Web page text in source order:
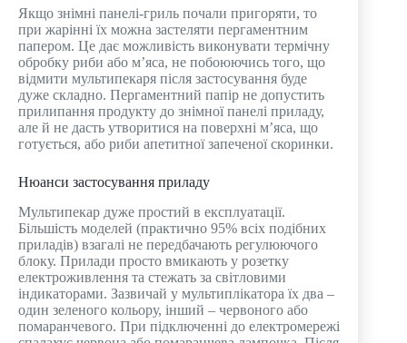
Якщо знімні панелі-гриль почали пригоряти, то
при жарінні їх можна застеляти пергаментним
папером. Це дає можливість виконувати термічну
обробку риби або м’яса, не побоюючись того, що
відмити мультипекаря після застосування буде
дуже складно. Пергаментний папір не допустить
прилипання продукту до знімної панелі приладу,
але й не дасть утворитися на поверхні м’яса, що
готується, або риби апетитної запеченої скоринки.
Нюанси застосування приладу
Мультипекар дуже простий в експлуатації.
Більшість моделей (практично 95% всіх подібних
приладів) взагалі не передбачають регулюючого
блоку. Прилади просто вмикають у розетку
електроживлення та стежать за світловими
індикаторами. Зазвичай у мультиплікатора їх два –
один зеленого кольору, інший – червоного або
помаранчевого. При підключенні до електромережі